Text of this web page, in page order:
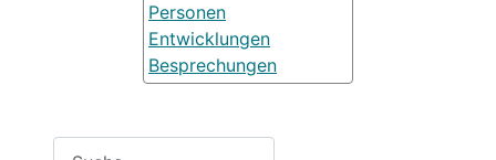
Personen
Entwicklungen
Besprechungen